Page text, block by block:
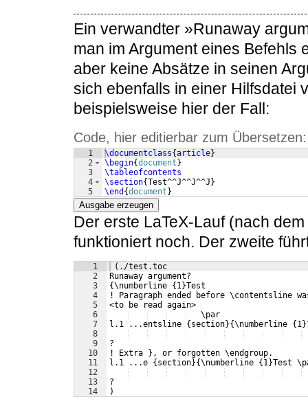
Ein verwandter »Runaway
man im Argument eines Befehls
aber keine Absätze in seinen
sich ebenfalls in einer Hilfsdatei
beispielsweise hier der Fall:
Code, hier editierbar zum Übersetzen:
1
2
3
4
5
\documentclass{article}
\begin{document}
\tableofcontents
\section{Test^^J^^J^^J}
\end {document}
Ausgabe erzeugen
Der erste LaTeX-Lauf (nach
funktioniert noch. Der zweite
1
2
3
4
5
6
7
8
9
10
11
12
13
14
(./test.toc
Runaway argument?
{\numberline {1}Test
! Paragraph ended before \contentsline
<to be read again>
   \par
l.1 ...entsline {section}{\numberline
?
! Extra }, or forgotten \endgroup.
l.1 ...e {section}{\numberline {1}Test
?
)